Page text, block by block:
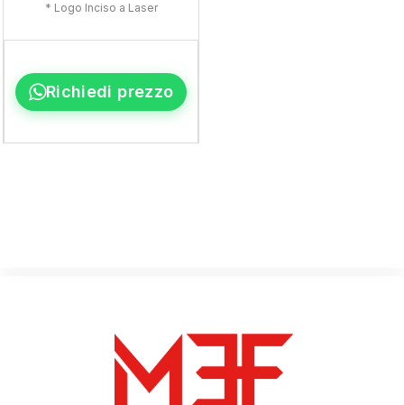
* Logo Inciso a Laser
Richiedi prezzo